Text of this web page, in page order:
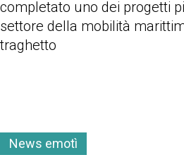
completato uno dei progetti
settore della mobilità
traghetto
News emotì